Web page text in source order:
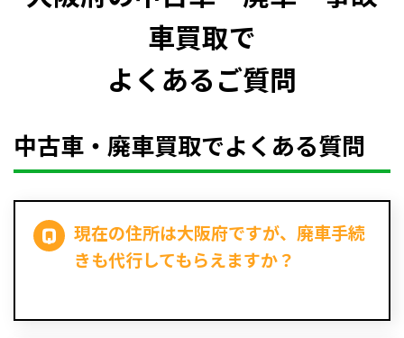
車買取で
よくあるご質問
中古車・廃車買取でよくある質問
現在の住所は大阪府ですが、廃車手続
きも代行してもらえますか？